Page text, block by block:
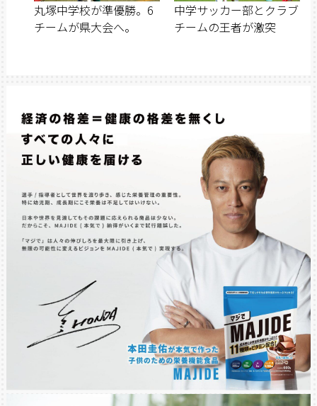
丸塚中学校が準優勝。6
チームが県大会へ。
中学サッカー部とクラブ
チームの王者が激突